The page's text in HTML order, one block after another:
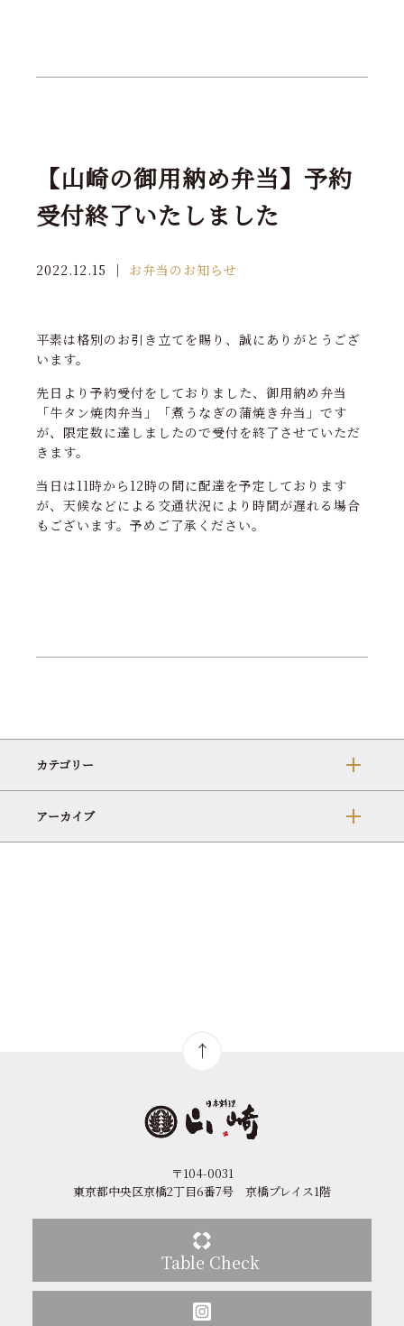
【山崎の御用納め弁当】予約
受付終了いたしました
2022.12.15 ｜ お弁当のお知らせ
平素は格別のお引き立てを賜り、誠にありがとうござ
います。
先日より予約受付をしておりました、御用納め弁当
「牛タン焼肉弁当」「煮うなぎの蒲焼き弁当」です
が、限定数に達しましたので受付を終了させていただ
きます。
当日は11時から12時の間に配達を予定しております
が、天候などによる交通状況により時間が遅れる場合
もございます。予めご了承ください。
カテゴリー
アーカイブ
〒104-0031
東京都中央区京橋2丁目6番7号 京橋プレイス1階
Table Check